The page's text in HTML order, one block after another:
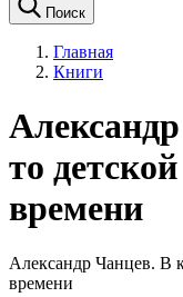
Поиск
Главная
Книги
то
времени
Александр Чанцев. В
времени